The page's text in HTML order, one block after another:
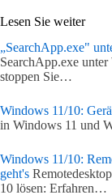
Lesen Sie weiter
„SearchApp.exe"
SearchApp.exe
stoppen Sie…
Windows 11/10:
in Windows 11 und
Windows 11/10:
geht's
10 lösen: Erfahren…